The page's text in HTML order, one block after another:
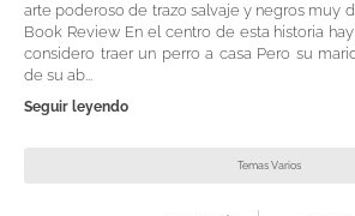
arte poderoso de trazo salvaje y negros muy
Book Review En el centro de esta historia
considero traer un perro a casa Pero su
de su ab...
Seguir leyendo
Temas Varios